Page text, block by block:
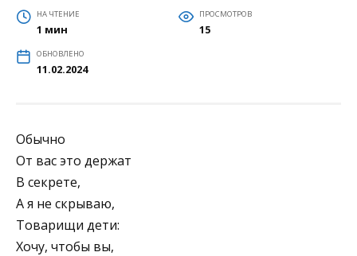
НА ЧТЕНИЕ
1 мин
ПРОСМОТРОВ
15
ОБНОВЛЕНО
11.02.2024
Обычно
От вас это держат
В секрете,
А я не скрываю,
Товарищи дети:
Хочу, чтобы вы,